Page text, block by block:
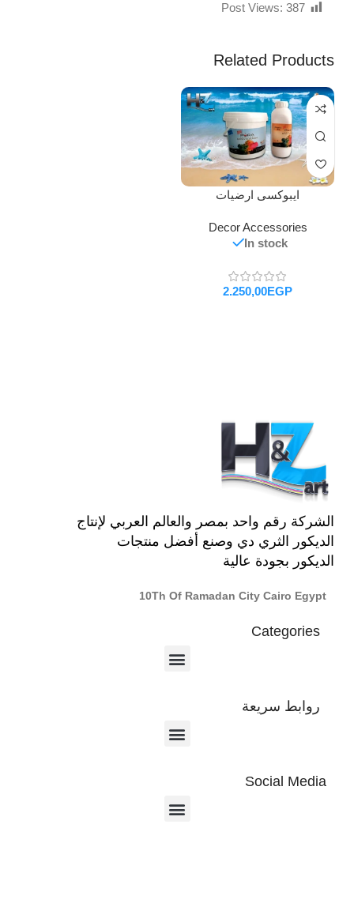
Post Views: 387
Related Products
ايبوكسى ارضيات
Decor Accessories
In stock
EGP
الشركة رقم واحد بمصر والعالم العربي لإنتاج
الديكور الثري دي وصنع أفضل منتجات
الديكور بجودة عالية
10Th Of Ramadan City Cairo Egypt
Categories
روابط سريعة
Social Media